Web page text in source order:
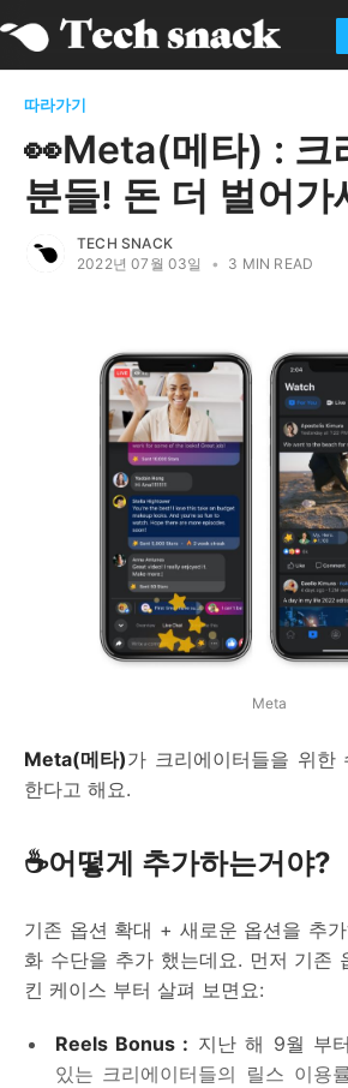
따라가기
👀Meta(메타) : 크
분들! 돈 더 벌어가
TECH SNACK
2022년 07월 03일
• 3 MIN READ
Meta
Meta(메타)가 크리에이터들을 위한
한다고 해요.
☕어떻게 추가하는거야?
기존 옵션 확대 + 새로운 옵션을 추
화 수단을 추가 했는데요. 먼저 기존
킨 케이스 부터 살펴 보면요:
Reels Bonus : 지난 해 9월 부
있는 크리에이터들의 릴스 이용